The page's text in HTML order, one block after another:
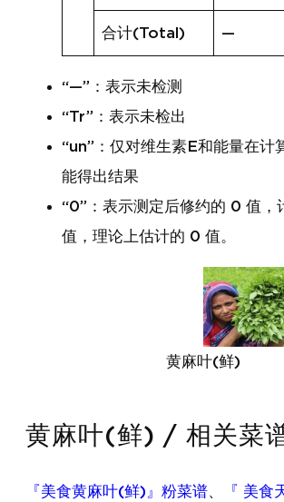
合计(Total) —
“—”：表示未检测
“Tr”：表示未检出
“un”：仅对维生素E和能量在计
能得出结果
“0”：表示测定后修约的 0 值，
值，理论上估计的 0 值。
黄麻叶(鲜)
黄麻叶(鲜) / 相关菜
『美食黄麻叶(鲜)』粉菜谱、 『 美食